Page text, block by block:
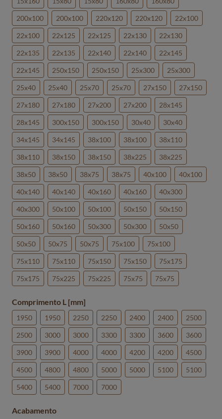
200x100 200x100 220x120 220x120 22x100
22x100 22x125 22x125 22x130 22x130
22x135 22x135 22x140 22x140 22x145
22x145 250x150 250x150 25x300 25x300
25x40 25x40 25x70 25x70 27x150 27x150
27x180 27x180 27x200 27x200 28x145
28x145 300x150 300x150 30x40 30x40
34x145 34x145 38x100 38x100 38x110
38x110 38x150 38x150 38x225 38x225
38x50 38x50 38x75 38x75 40x100 40x100
40x140 40x140 40x160 40x160 40x300
40x300 50x100 50x100 50x150 50x150
50x160 50x160 50x300 50x300 50x50
50x50 50x75 50x75 75x100 75x100
75x110 75x110 75x150 75x150 75x175
75x175 75x225 75x225 75x75 75x75
Comprimento L [mm]
1950 1950 2250 2250 2400 2400 2500
2500 3000 3000 3300 3300 3600 3600
3900 3900 4000 4000 4200 4200 4500
4500 4800 4800 5000 5000 5100 5100
5400 5400 7000 7000
Acabamento